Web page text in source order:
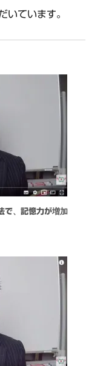
ています。
で、記憶力が増加